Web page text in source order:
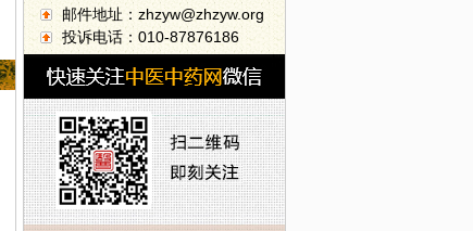
邮件地址：zhzyw@zhzyw.org
投诉电话：010-87876186